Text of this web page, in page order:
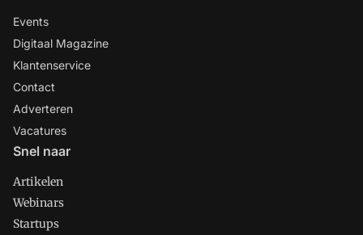
Events
Digitaal Magazine
Klantenservice
Contact
Adverteren
Vacatures
Snel naar
Artikelen
Webinars
Startups